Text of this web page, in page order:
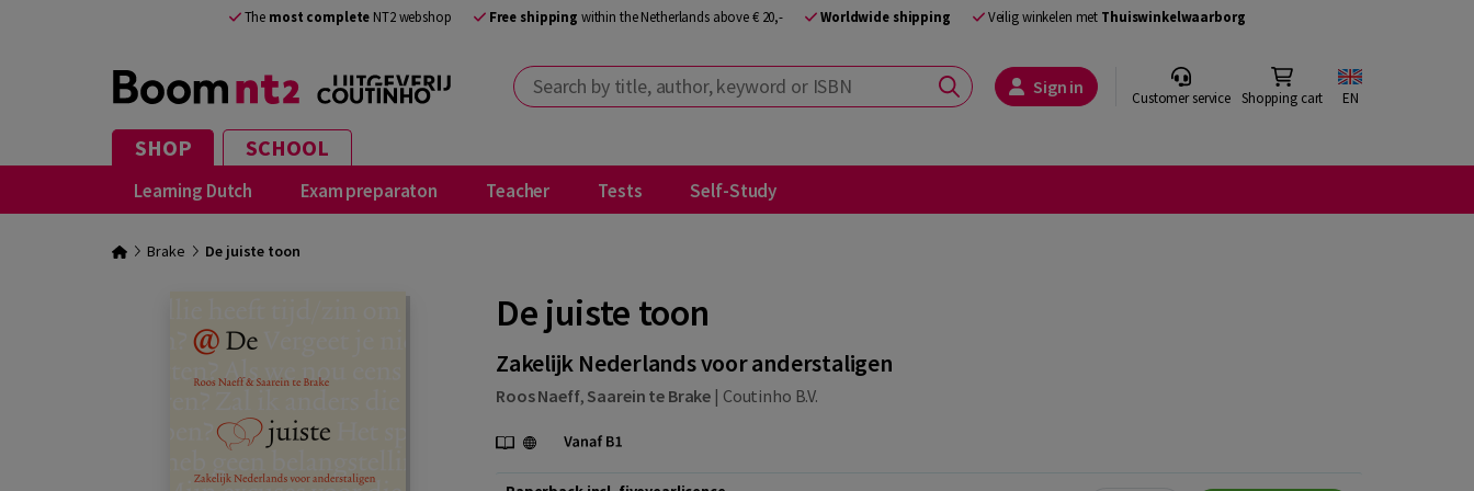
The most complete NT2 webshop Free shipping within the Netherlands above € 20,- Worldwide shipping Veilig winkelen met Thuiswinkelwaarborg
Search by title, author, keyword or ISBN Sign in Customer service Shopping cart EN
SHOP SCHOOL
Learning Dutch Exam preparaton Teacher Tests Self-Study
Brake De juiste toon
De juiste toon
Zakelijk Nederlands voor anderstaligen
Roos Naeff, Saarein te Brake | Coutinho B.V.